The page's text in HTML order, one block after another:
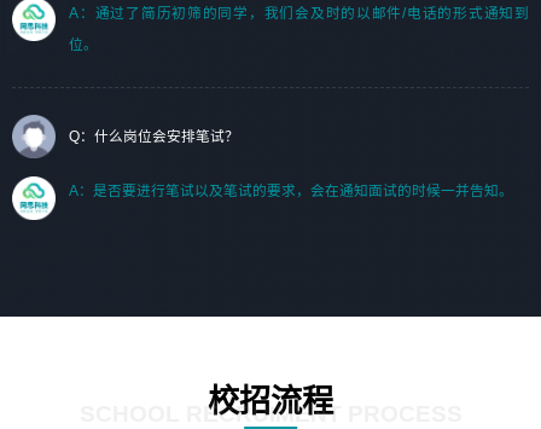
A：通过了简历初筛的同学，我们会及时的以邮件/电话的形式通知到
位。
Q：什么岗位会安排笔试？
A：是否要进行笔试以及笔试的要求，会在通知面试的时候一并告知。
校招流程
SCHOOL RECRUIMENT PROCESS